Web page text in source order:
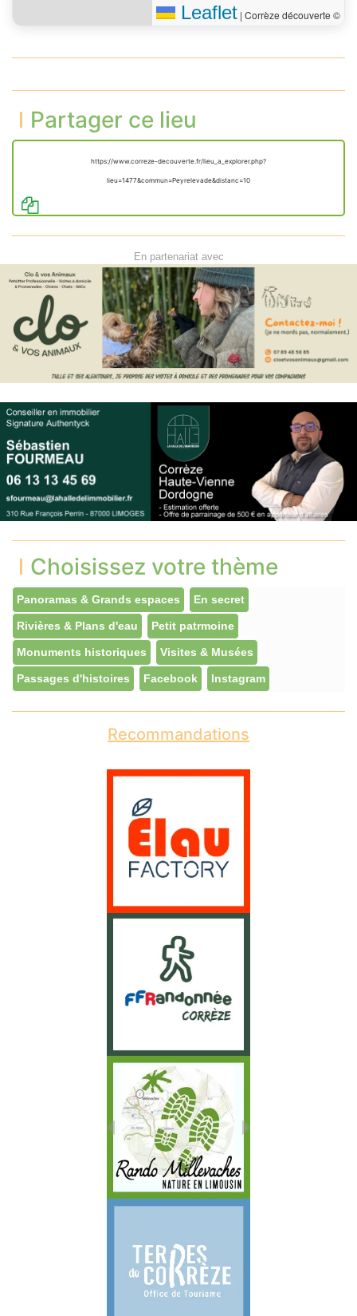
Leaflet | Corrèze découverte ©
Partager ce lieu
https://www.correze-decouverte.fr/lieu_a_explorer.php?
lieu=1477&commun=Peyrelevade&distanc=10
En partenariat avec
Choisissez votre thème
Panoramas & Grands espaces En secret
Rivières & Plans d'eau Petit patrmoine
Monuments historiques Visites & Musées
Passages d'histoires Facebook Instagram
Recommandations